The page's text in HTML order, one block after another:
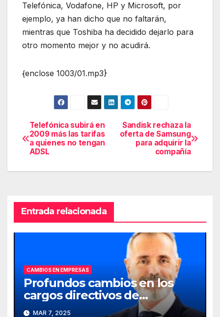
Telefónica, Vodafone, HP y Microsoft, por
ejemplo, ya han dicho que no faltarán,
mientras que Toshiba ha decidido dejarlo para
otro momento mejor y no acudirá.
{enclose 1003/01.mp3}
Navegación
de
entradas
Sandisk rechaza la
oferta de Samsung
para adquirir la
compañía
Telefónica subirá en
2009 más las tarifas
a quienes no tengan
ADSL
Entrada relacionada
CAMBIOS EN EMPRESAS
Profundos cambios en los
cargos directivos de
Telefónica
MAR 7, 2025